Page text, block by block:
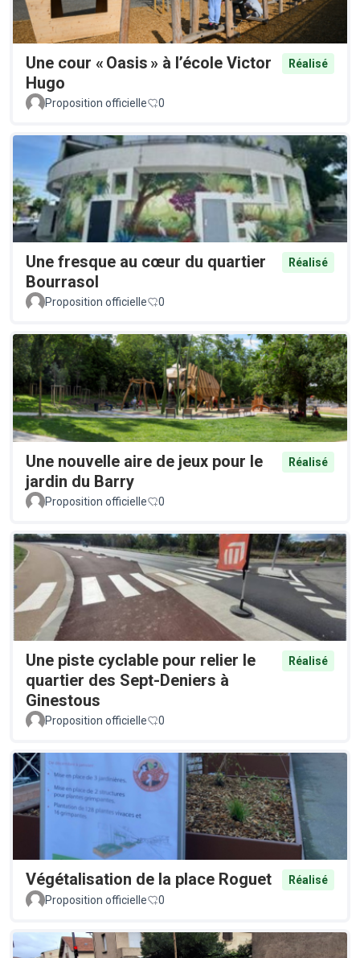
Une cour « Oasis » à l’école Victor
Hugo
Réalisé
Proposition officielle 0
Une fresque au cœur du quartier
Bourrasol
Réalisé
Proposition officielle 0
Une nouvelle aire de jeux pour le
jardin du Barry
Réalisé
Proposition officielle 0
Une piste cyclable pour relier le
quartier des Sept-Deniers à
Ginestous
Réalisé
Proposition officielle 0
Végétalisation de la place Roguet
Réalisé
Proposition officielle
0